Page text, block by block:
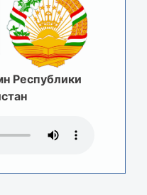
Республики